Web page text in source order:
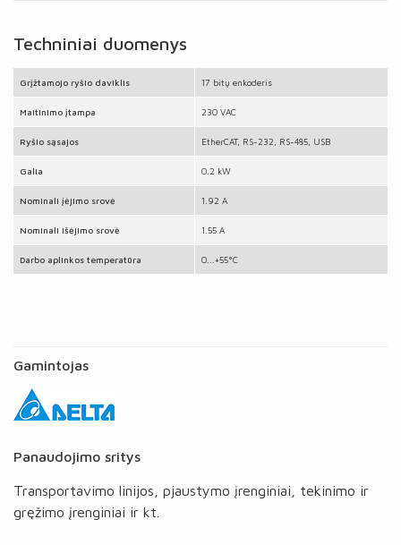
Techniniai duomenys
Grįžtamojo ryšio daviklis 17 bitų enkoderis
Maitinimo įtampa 230 VAC
Ryšio sąsajos EtherCAT, RS-232, RS-485, USB
Galia 0.2 kW
Nominali įėjimo srovė 1.92 A
Nominali išėjimo srovė 1.55 A
Darbo aplinkos temperatūra 0...+55°C
Gamintojas
Panaudojimo sritys
Transportavimo linijos, pjaustymo įrenginiai, tekinimo ir
gręžimo įrenginiai ir kt.